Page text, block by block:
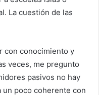
La cuestión de las
con conocimiento y
veces, me pregunto
pasivos no hay
un poco coherente con